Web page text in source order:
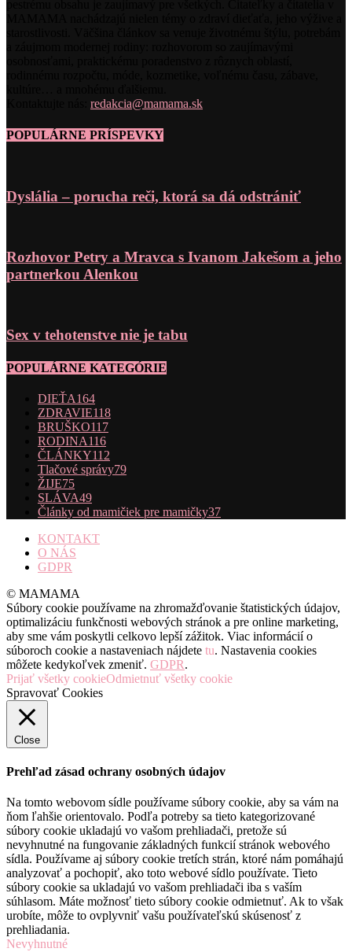
redakcia@mamama.sk
POPULÁRNE PRÍSPEVKY
Dyslália – porucha reči, ktorá sa dá odstrániť
Rozhovor Petry a Mravca s Ivanom Jakešom a jeho
partnerkou Alenkou
Sex v tehotenstve nie je tabu
POPULÁRNE KATEGÓRIE
DIEŤA164
ZDRAVIE118
BRUŠKO117
RODINA116
ČLÁNKY112
Tlačové správy79
ŽIJE75
SLÁVA49
Články od mamičiek pre mamičky37
KONTAKT
O NÁS
GDPR
© MAMAMA
Súbory cookie používame na zhromažďovanie štatistických údajov,
optimalizáciu funkčnosti webových stránok a pre online marketing,
aby sme vám poskytli celkovo lepší zážitok. Viac informácií o
súboroch cookie a nastaveniach nájdete tu. Nastavenia cookies
môžete kedykoľvek zmeniť. GDPR.
Prijať všetky cookieOdmietnuť všetky cookie
Spravovať Cookies
Close
Prehľad zásad ochrany osobných údajov
Na tomto webovom sídle používame súbory cookie, aby sa vám na
ňom ľahšie orientovalo. Podľa potreby sa tieto kategorizované
súbory cookie ukladajú vo vašom prehliadači, pretože sú
nevyhnutné na fungovanie základných funkcií stránok webového
sídla. Používame aj súbory cookie tretích strán, ktoré nám pomáhajú
analyzovať a pochopiť, ako toto webové sídlo používate. Tieto
súbory cookie sa ukladajú vo vašom prehliadači iba s vaším
súhlasom. Máte možnosť tieto súbory cookie odmietnuť. Ak to však
urobíte, môže to ovplyvniť vašu používateľskú skúsenosť z
prehliadania.
Nevyhnutné